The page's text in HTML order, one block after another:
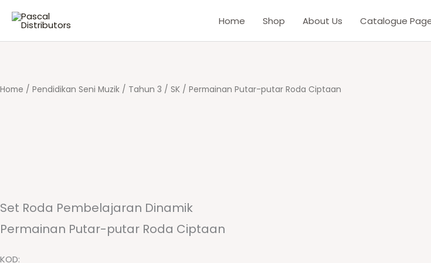
content
Home Shop About Us Catalogue
Home / Pendidikan Seni Muzik / Tahun 3 / SK / Permainan Putar-putar Roda Ciptaan
Set Roda Pembelajaran Dinamik
Permainan Putar-putar Roda Ciptaan
KOD: